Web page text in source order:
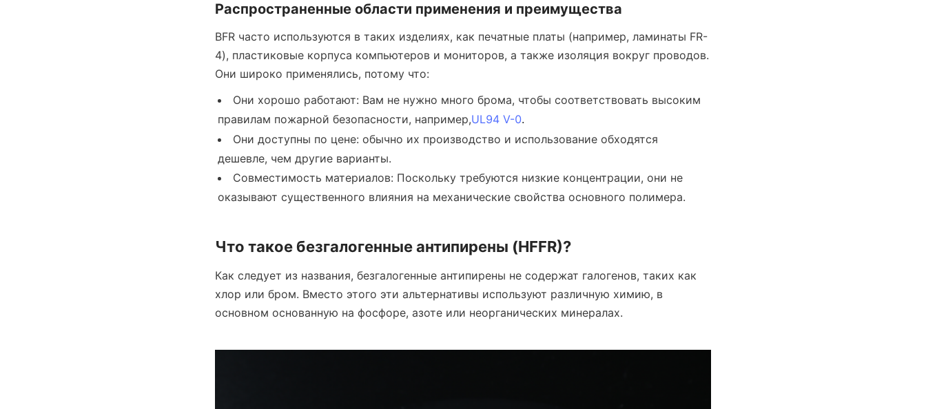
Распространенные области применения и преимущества
BFR часто используются в таких изделиях, как печатные платы (например, ламинаты FR-
4), пластиковые корпуса компьютеров и мониторов, а также изоляция вокруг проводов.
Они широко применялись, потому что:
Они хорошо работают: Вам не нужно много брома, чтобы соответствовать высоким
правилам пожарной безопасности, например,UL94 V-0.
Они доступны по цене: обычно их производство и использование обходятся
дешевле, чем другие варианты.
Совместимость материалов: Поскольку требуются низкие концентрации, они не
оказывают существенного влияния на механические свойства основного полимера.
Что такое безгалогенные антипирены (HFFR)?
Как следует из названия, безгалогенные антипирены не содержат галогенов, таких как
хлор или бром. Вместо этого эти альтернативы используют различную химию, в
основном основанную на фосфоре, азоте или неорганических минералах.